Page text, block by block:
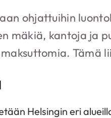
ohjattuihin
mäkiä, kantoja ja
Tämä
Helsingin eri